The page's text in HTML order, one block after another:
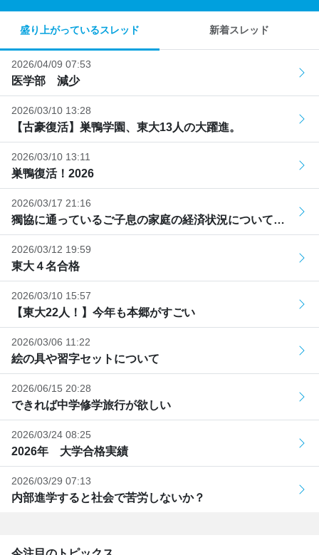
盛り上がっているスレッド 新着スレッド
2026/04/09 07:53
医学部 減少
2026/03/10 13:28
【古豪復活】巣鴨学園、東大13人の大躍進。
2026/03/10 13:11
巣鴨復活！2026
2026/03/17 21:16
獨協に通っているご子息の家庭の経済状況について…
2026/03/12 19:59
東大４名合格
2026/03/10 15:57
【東大22人！】今年も本郷がすごい
2026/03/06 11:22
絵の具や習字セットについて
2026/06/15 20:28
できれば中学修学旅行が欲しい
2026/03/24 08:25
2026年 大学合格実績
2026/03/29 07:13
内部進学すると社会で苦労しないか？